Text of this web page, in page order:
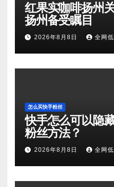
红果实咖啡扬州
扬州备受瞩目
2026年8月8日 全网
怎么买快手粉丝
快手怎么可以隐
粉丝方法？
2026年8月8日 全网